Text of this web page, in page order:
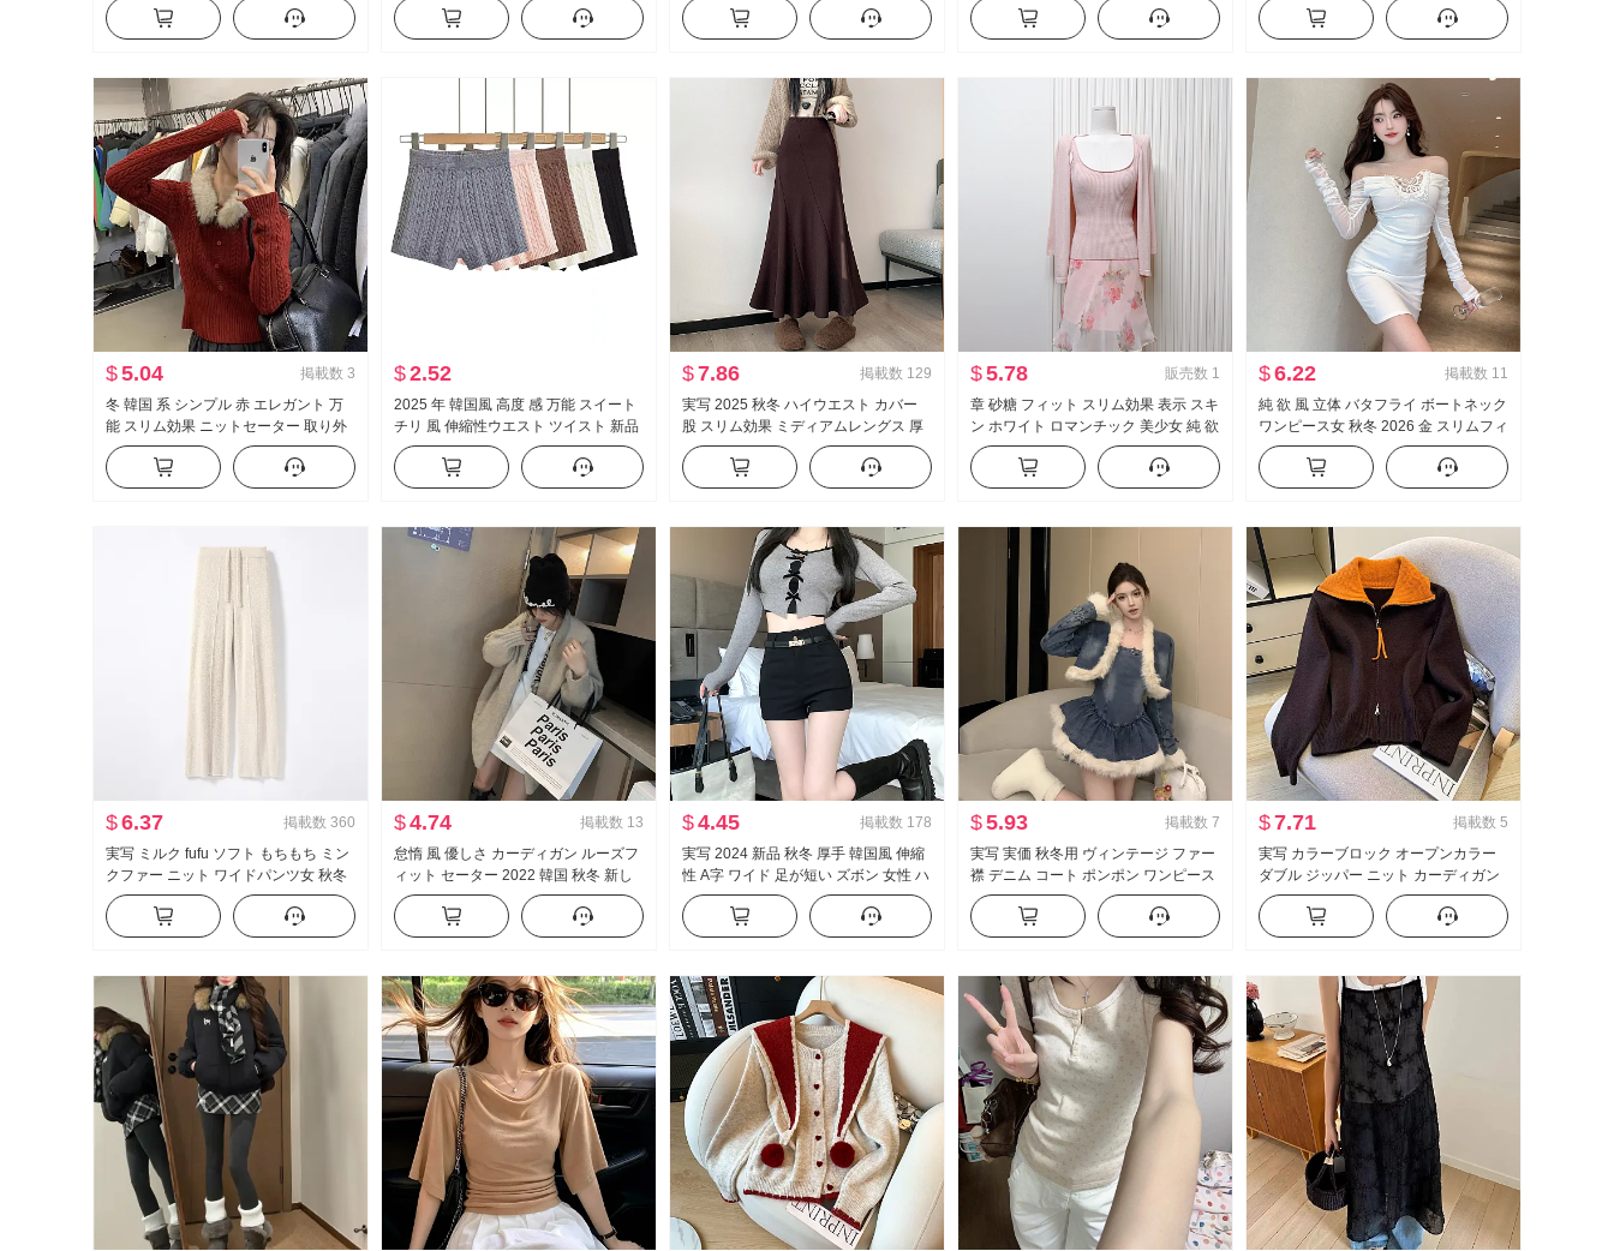
ター
長ズボン
プ
ト ブラウス トップス
$5.04 掲載数 3
冬 韓国 系 シンプル 赤 エレガント 万
能 スリム効果 ニットセーター 取り外
し可能 ファー襟 ツイスト 保温 セータ
ー女
$2.52
2025 年 韓国風 高度 感 万能 スイート
チリ 風 伸縮性ウエスト ツイスト 新品
ニット カジュアル ショートパンツ 子
供 秋冬
$7.86 掲載数 129
実写 2025 秋冬 ハイウエスト カバー
股 スリム効果 ミディアムレングス 厚
手 カシミア ウール パッチワーク マー
メイドスカート タイトスカート スカ
ート
$5.78 販売数 1
章 砂糖 フィット スリム効果 表示 スキ
ン ホワイト ロマンチック 美少女 純 欲
セクシー キャミソール ニット ベスト
カーディガン
$6.22 掲載数 11
純 欲 風 立体 バタフライ ボートネック
ワンピース女 秋冬 2026 金 スリムフィ
ット スリム効果 セクシースタイル セ
クシー タイトスカート
$6.37 掲載数 360
実写 ミルク fufu ソフト もちもち ミン
クファー ニット ワイドパンツ女 秋冬
厚手 ルーズ 風 カジュアルパンツ フロ
アレングス 長ズボン
$4.74 掲載数 13
怠惰 風 優しさ カーディガン ルーズフ
ィット セーター 2022 韓国 秋冬 新し
い 外出用 金 モヘア 厚手 ニット コー
ト
$4.45 掲載数 178
実写 2024 新品 秋冬 厚手 韓国風 伸縮
性 A字 ワイド 足が短い ズボン 女性 ハ
イウエスト スリム効果 外出用 ホット
パンツ
$5.93 掲載数 7
実写 実価 秋冬用 ヴィンテージ ファー
襟 デニム コート ポンポン ワンピース
厚手 ラムウール セットアップ 女性
$7.71 掲載数 5
実写 カラーブロック オープンカラー
ダブル ジッパー ニット カーディガン
女性 秋 新品 ファンキー 洋気 セーター
コート 長袖 トップス